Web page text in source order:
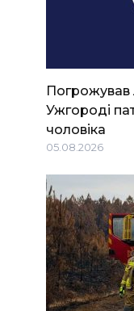
Ужгороді
чоловіка
05.08.2026